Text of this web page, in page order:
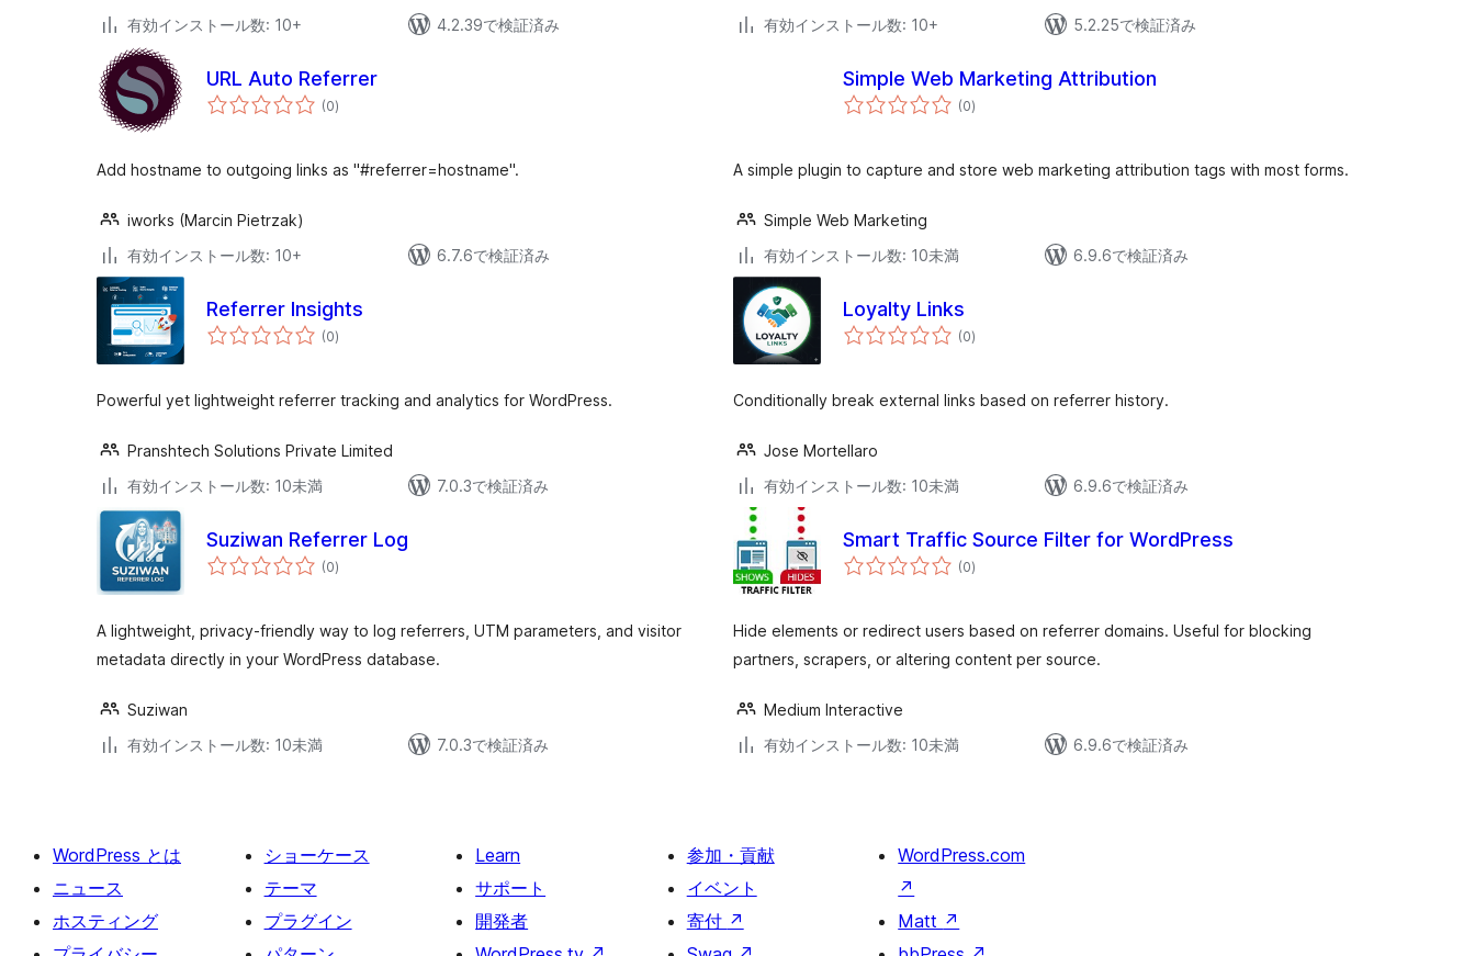
有効インストール数: 10+
4.2.39で検証済み
有効インストール数: 10+
5.2.25で検証済み
URL Auto Referrer
(0個
の)
Add hostname to outgoing links as "#referrer=hostname".
iworks (Marcin Pietrzak)
有効インストール数: 10+
6.7.6で検証済み
Simple Web Marketing Attribution
(0個
の)
A simple plugin to capture and store web marketing attribution tags with most forms.
Simple Web Marketing
有効インストール数: 10未満
6.9.6で検証済み
Referrer Insights
(0個
の)
Powerful yet lightweight referrer tracking and analytics for WordPress.
Pranshtech Solutions Private Limited
有効インストール数: 10未満
7.0.3で検証済み
Loyalty Links
(0個
の)
Conditionally break external links based on referrer history.
Jose Mortellaro
有効インストール数: 10未満
6.9.6で検証済み
Suziwan Referrer Log
(0個
の)
A lightweight, privacy-friendly way to log referrers, UTM parameters, and visitor
metadata directly in your WordPress database.
Suziwan
有効インストール数: 10未満
7.0.3で検証済み
Smart Traffic Source Filter for WordPress
(0個
の)
Hide elements or redirect users based on referrer domains. Useful for blocking
partners, scrapers, or altering content per source.
Medium Interactive
有効インストール数: 10未満
6.9.6で検証済み
WordPress とは
ニュース
ホスティング
ショーケース
テーマ
プラグイン
Learn
サポート
開発者
参加・貢献
イベント
寄付 ↗
WordPress.com
↗
Matt ↗